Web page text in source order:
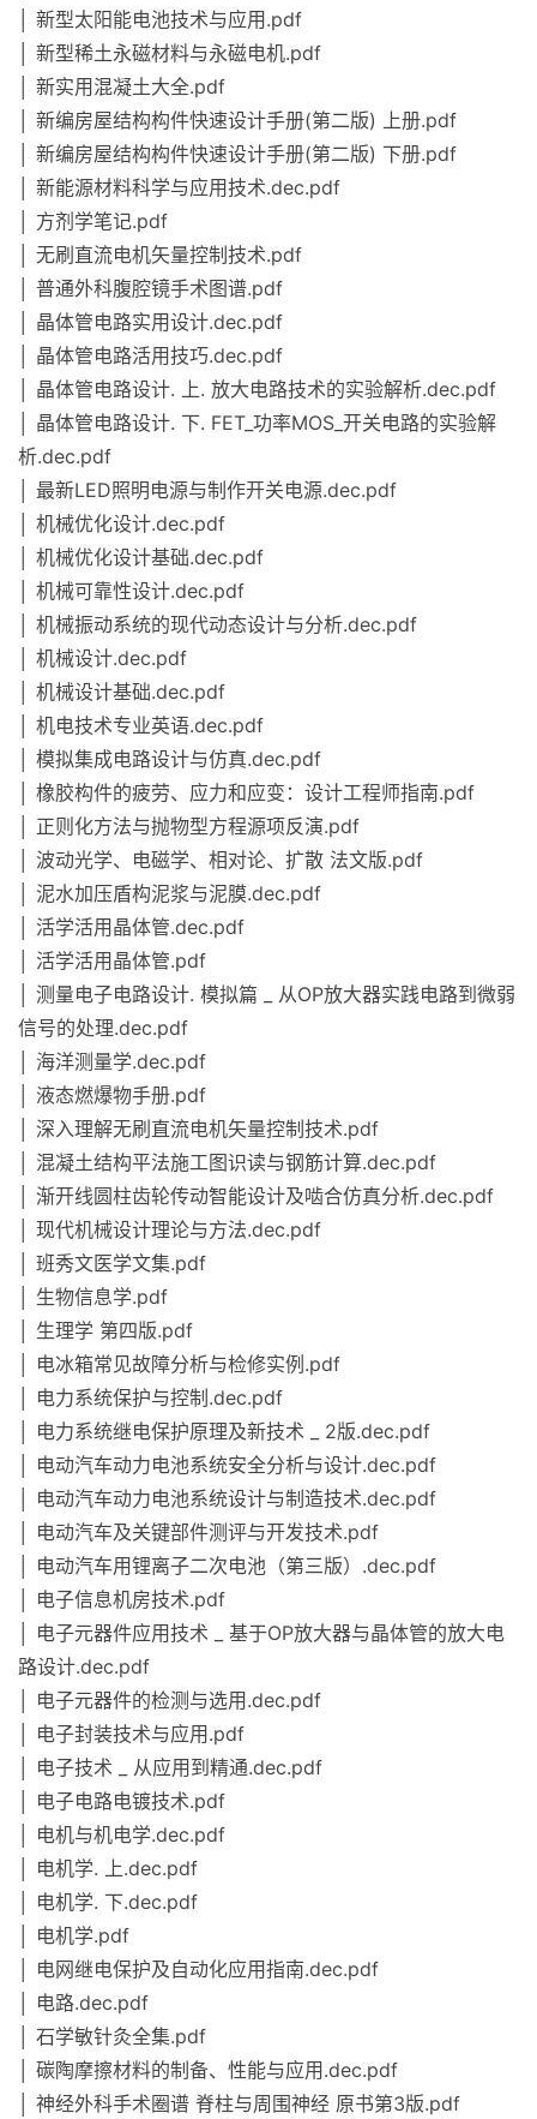
│ 新型太阳能电池技术与应用.pdf
│ 新型稀土永磁材料与永磁电机.pdf
│ 新实用混凝土大全.pdf
│ 新编房屋结构构件快速设计手册(第二版) 上册.pdf
│ 新编房屋结构构件快速设计手册(第二版) 下册.pdf
│ 新能源材料科学与应用技术.dec.pdf
│ 方剂学笔记.pdf
│ 无刷直流电机矢量控制技术.pdf
│ 普通外科腹腔镜手术图谱.pdf
│ 晶体管电路实用设计.dec.pdf
│ 晶体管电路活用技巧.dec.pdf
│ 晶体管电路设计. 上. 放大电路技术的实验解析.dec.pdf
│ 晶体管电路设计. 下. FET_功率MOS_开关电路的实验解
析.dec.pdf
│ 最新LED照明电源与制作开关电源.dec.pdf
│ 机械优化设计.dec.pdf
│ 机械优化设计基础.dec.pdf
│ 机械可靠性设计.dec.pdf
│ 机械振动系统的现代动态设计与分析.dec.pdf
│ 机械设计.dec.pdf
│ 机械设计基础.dec.pdf
│ 机电技术专业英语.dec.pdf
│ 模拟集成电路设计与仿真.dec.pdf
│ 橡胶构件的疲劳、应力和应变：设计工程师指南.pdf
│ 正则化方法与抛物型方程源项反演.pdf
│ 波动光学、电磁学、相对论、扩散 法文版.pdf
│ 泥水加压盾构泥浆与泥膜.dec.pdf
│ 活学活用晶体管.dec.pdf
│ 活学活用晶体管.pdf
│ 测量电子电路设计. 模拟篇 _ 从OP放大器实践电路到微弱
信号的处理.dec.pdf
│ 海洋测量学.dec.pdf
│ 液态燃爆物手册.pdf
│ 深入理解无刷直流电机矢量控制技术.pdf
│ 混凝土结构平法施工图识读与钢筋计算.dec.pdf
│ 渐开线圆柱齿轮传动智能设计及啮合仿真分析.dec.pdf
│ 现代机械设计理论与方法.dec.pdf
│ 班秀文医学文集.pdf
│ 生物信息学.pdf
│ 生理学 第四版.pdf
│ 电冰箱常见故障分析与检修实例.pdf
│ 电力系统保护与控制.dec.pdf
│ 电力系统继电保护原理及新技术 _ 2版.dec.pdf
│ 电动汽车动力电池系统安全分析与设计.dec.pdf
│ 电动汽车动力电池系统设计与制造技术.dec.pdf
│ 电动汽车及关键部件测评与开发技术.pdf
│ 电动汽车用锂离子二次电池（第三版）.dec.pdf
│ 电子信息机房技术.pdf
│ 电子元器件应用技术 _ 基于OP放大器与晶体管的放大电
路设计.dec.pdf
│ 电子元器件的检测与选用.dec.pdf
│ 电子封装技术与应用.pdf
│ 电子技术 _ 从应用到精通.dec.pdf
│ 电子电路电镀技术.pdf
│ 电机与机电学.dec.pdf
│ 电机学. 上.dec.pdf
│ 电机学. 下.dec.pdf
│ 电机学.pdf
│ 电网继电保护及自动化应用指南.dec.pdf
│ 电路.dec.pdf
│ 石学敏针灸全集.pdf
│ 碳陶摩擦材料的制备、性能与应用.dec.pdf
│ 神经外科手术圈谱 脊柱与周围神经 原书第3版.pdf